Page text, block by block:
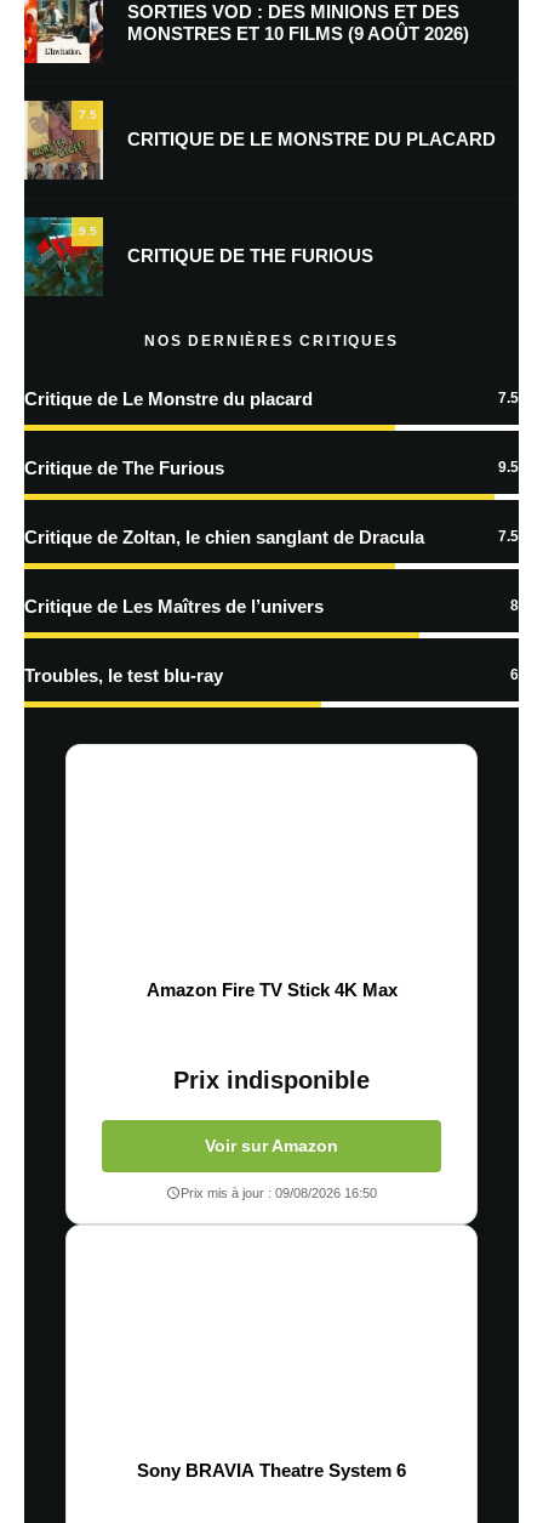
E-mail*
Enregistrer mon nom, mon e-mail et mon site dans le navigateur pour
mon prochain commentaire.
Prévenez-moi de tous les nouveaux commentaires par e-mail.
Prévenez-moi de tous les nouveaux articles par e-mail.
En savoir
traitées
SORTIES VOD : DES MINIONS ET DES
MONSTRES ET 10 FILMS (9 AOÛT 2026)
7.5
CRITIQUE DE LE MONSTRE DU PLACARD
9.5
CRITIQUE DE THE FURIOUS
NOS DERNIÈRES CRITIQUES
Critique de Le Monstre du placard 7.5
Critique de The Furious 9.5
Critique de Zoltan, le chien sanglant de Dracula 7.5
Critique de Les Maîtres de l’univers 8
Troubles, le test blu-ray 6
Amazon Fire TV Stick 4K Max
Prix indisponible
Voir sur Amazon
Prix mis à jour : 09/08/2026 16:50
Sony BRAVIA Theatre System 6